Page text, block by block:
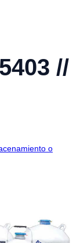
//
o